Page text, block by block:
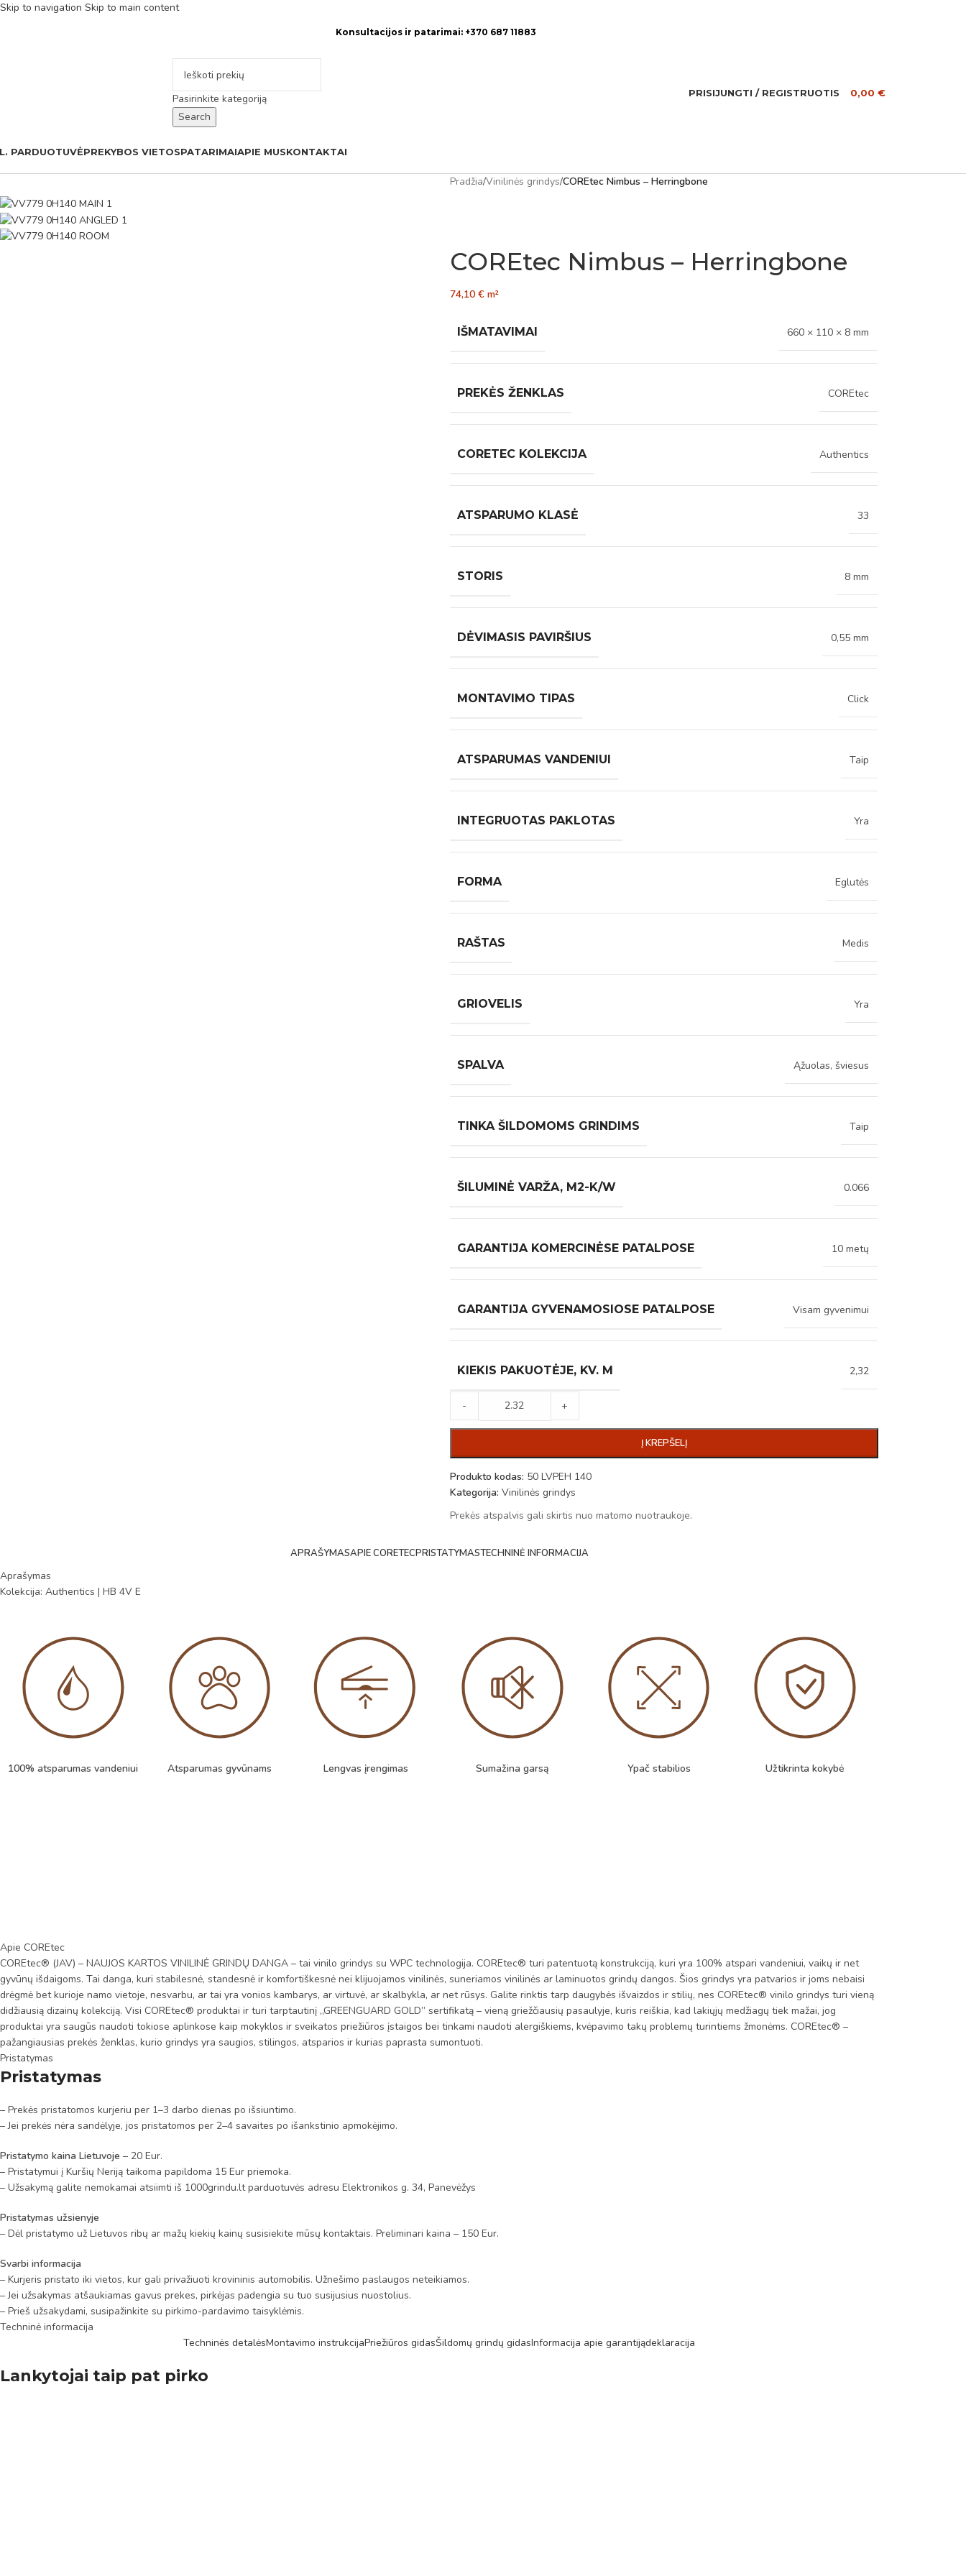
Skip to navigation Skip to main content
Konsultacijos ir patarimai: +370 687 11883
Pasirinkite kategoriją
Search
PRISIJUNGTI / REGISTRUOTIS 0,00 €
PARDUOTUVĖPREKYBOS VIETOSPATARIMAIAPIE MUSKONTAKTAI
Pradžia/Vinilinės grindys/COREtec Nimbus – Herringbone
COREtec Nimbus – Herringbone
74,10 € m²
IŠMATAVIMAI 660 × 110 × 8 mm
PREKĖS ŽENKLAS COREtec
CORETEC KOLEKCIJA Authentics
ATSPARUMO KLASĖ 33
STORIS 8 mm
DĖVIMASIS PAVIRŠIUS 0,55 mm
MONTAVIMO TIPAS Click
ATSPARUMAS VANDENIUI Taip
INTEGRUOTAS PAKLOTAS Yra
FORMA Eglutės
RAŠTAS Medis
GRIOVELIS Yra
SPALVA Ąžuolas, šviesus
TINKA ŠILDOMOMS GRINDIMS Taip
ŠILUMINĖ VARŽA, M2-K/W 0.066
GARANTIJA KOMERCINĖSE PATALPOSE 10 metų
GARANTIJA GYVENAMOSIOSE PATALPOSE Visam gyvenimui
KIEKIS PAKUOTĖJE, KV. M 2,32
- +
Į KREPŠELĮ
Produkto kodas: 50 LVPEH 140
Kategorija: Vinilinės grindys
Prekės atspalvis gali skirtis nuo matomo nuotraukoje.
APRAŠYMASAPIE CORETECPRISTATYMASTECHNINĖ INFORMACIJA
Aprašymas
Kolekcija: Authentics | HB 4V E
100% atsparumas vandeniui Atsparumas gyvūnams Lengvas įrengimas Sumažina garsą Ypač stabilios Užtikrinta kokybė
Apie COREtec
COREtec® (JAV) – NAUJOS KARTOS VINILINĖ GRINDŲ DANGA – tai vinilo grindys su WPC technologija. COREtec® turi patentuotą konstrukciją, kuri yra 100% atspari vandeniui, vaikų ir net
gyvūnų išdaigoms. Tai danga, kuri stabilesnė, standesnė ir komfortiškesnė nei klijuojamos vinilinės, suneriamos vinilinės ar laminuotos grindų dangos. Šios grindys yra patvarios ir joms nebaisi
drėgmė bet kurioje namo vietoje, nesvarbu, ar tai yra vonios kambarys, ar virtuvė, ar skalbykla, ar net rūsys. Galite rinktis tarp daugybės išvaizdos ir stilių, nes COREtec® vinilo grindys turi vieną
didžiausią dizainų kolekciją. Visi COREtec® produktai ir turi tarptautinį „GREENGUARD GOLD” sertifikatą – vieną griežčiausių pasaulyje, kuris reiškia, kad lakiųjų medžiagų tiek mažai, jog
produktai yra saugūs naudoti tokiose aplinkose kaip mokyklos ir sveikatos priežiūros įstaigos bei tinkami naudoti alergiškiems, kvėpavimo takų problemų turintiems žmonėms. COREtec® –
pažangiausias prekės ženklas, kurio grindys yra saugios, stilingos, atsparios ir kurias paprasta sumontuoti.
Pristatymas
Pristatymas
– Prekės pristatomos kurjeriu per 1–3 darbo dienas po išsiuntimo.
– Jei prekės nėra sandėlyje, jos pristatomos per 2–4 savaites po išankstinio apmokėjimo.
Pristatymo kaina Lietuvoje – 20 Eur.
– Pristatymui į Kuršių Neriją taikoma papildoma 15 Eur priemoka.
– Užsakymą galite nemokamai atsiimti iš 1000grindu.lt parduotuvės adresu Elektronikos g. 34, Panevėžys
Pristatymas užsienyje
– Dėl pristatymo už Lietuvos ribų ar mažų kiekių kainų susisiekite mūsų kontaktais. Preliminari kaina – 150 Eur.
Svarbi informacija
– Kurjeris pristato iki vietos, kur gali privažiuoti krovininis automobilis. Užnešimo paslaugos neteikiamos.
– Jei užsakymas atšaukiamas gavus prekes, pirkėjas padengia su tuo susijusius nuostolius.
– Prieš užsakydami, susipažinkite su pirkimo-pardavimo taisyklėmis.
Techninė informacija
Techninės detalėsMontavimo instrukcijaPriežiūros gidasŠildomų grindų gidasInformacija apie garantijądeklaracija
Lankytojai taip pat pirko